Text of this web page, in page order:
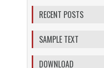
RECENT POSTS
SAMPLE TEXT
DOWNLOAD